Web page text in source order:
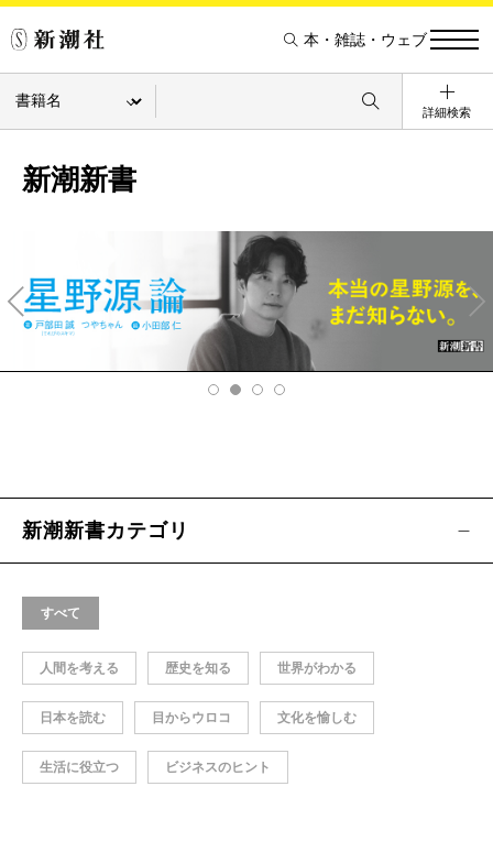
本・雑誌・ウェブ
詳細検索
新潮新書
v
Ne
xt
新潮新書カテゴリ
すべて
人間を考える 歴史を知る 世界がわかる
日本を読む 目からウロコ 文化を愉しむ
生活に役立つ ビジネスのヒント